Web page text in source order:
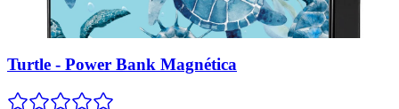
Turtle - Power Bank Magnética